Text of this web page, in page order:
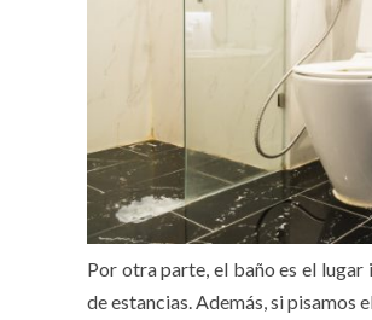
Por otra parte, el baño es el lugar
de estancias. Además, si pisamos